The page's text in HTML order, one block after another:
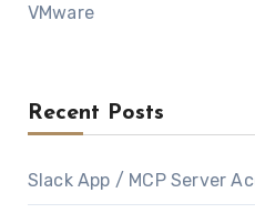
VMware
Recent Posts
Slack App / MCP Server